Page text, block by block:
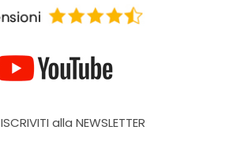
ISCRIVITI alla NEWSLETTER